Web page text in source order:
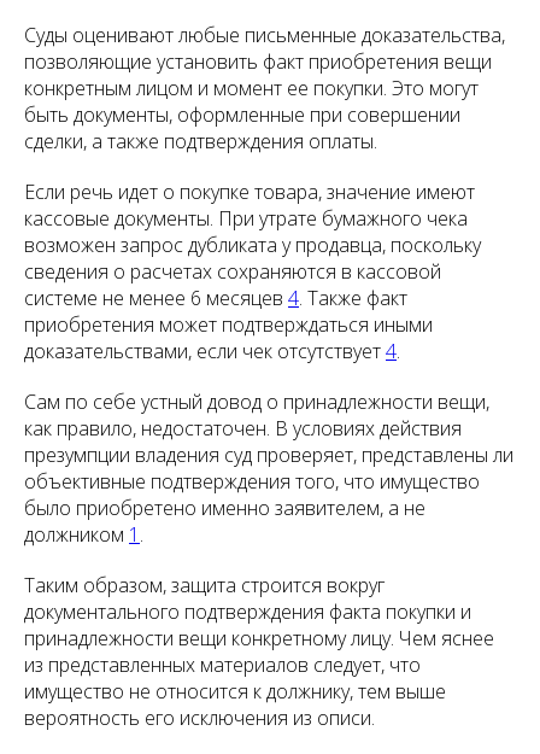
Суды оценивают любые письменные доказательства,
позволяющие установить факт приобретения вещи
конкретным лицом и момент ее покупки. Это могут
быть документы, оформленные при совершении
сделки, а также подтверждения оплаты.
Если речь идет о покупке товара, значение имеют
кассовые документы. При утрате бумажного чека
возможен запрос дубликата у продавца, поскольку
сведения о расчетах сохраняются в кассовой
системе не менее 6 месяцев 4. Также факт
приобретения может подтверждаться иными
доказательствами, если чек отсутствует4.
Сам по себе устный довод о принадлежности вещи,
как правило, недостаточен. В условиях действия
презумпции владения суд проверяет, представлены ли
объективные подтверждения того, что имущество
было приобретено именно заявителем, а не
должником 1 .
Таким образом, защита строится вокруг
документального подтверждения факта покупки и
принадлежности вещи конкретному лицу. Чем яснее
из представленных материалов следует, что
имущество не относится к должнику, тем выше
вероятность его исключения из описи.